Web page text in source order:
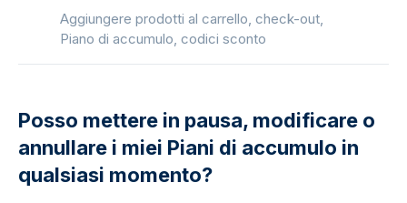
Aggiungere prodotti al carrello, check-out,
Piano di accumulo, codici sconto
Posso mettere in pausa, modificare o
annullare i miei Piani di accumulo in
qualsiasi momento?